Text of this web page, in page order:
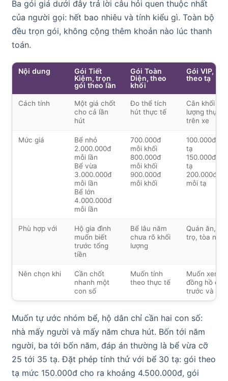
Ba gói giá dưới đây trả lời câu hỏi quen thuộc nhất
của người gọi: hết bao nhiêu và tính kiểu gì. Toàn bộ
đều trọn gói, không cộng thêm khoản nào lúc thanh
toán.
Nội dung
Gói Tiết
Kiệm, trọn
gói theo lần
Gói Toàn
Diện, theo
khối
Gói VIP,
theo tạ
Cách tính
Một giá chốt
cho cả lần
hút
Đo thể tích
hút thực tế
Cân khối
lượng thực
trên xe
Mức giá
Bể nhỏ
2.000.000đ
mỗi lần
Bể vừa
3.000.000đ
mỗi lần
Bể lớn
4.000.000đ
mỗi lần
700.000đ
mỗi khối
800.000đ
mỗi khối
900.000đ
mỗi khối
100.000đ
tạ
150.000đ
tạ
200.000đ
mỗi tạ
Phù hợp với
Hộ gia đình
muốn biết
trước tổng
tiền
Bể lâu năm
chưa rõ khối
lượng
Quán ăn,
trọ, tòa nhà
Nên chọn khi
Cần chốt
nhanh một
con số
Muốn tính
theo thực tế
Muốn xem
đồng hồ cân
trước và sau
Muốn tự ước nhóm bể, hộ dân chỉ cần hai con số:
nhà mấy người và mấy năm chưa hút. Bốn tới năm
người, ba tới bốn năm, đáp án thường là bể vừa cỡ
25 tới 35 tạ. Đặt phép tính thử với bể 30 tạ: gói theo
tạ mức 150.000đ cho ra khoảng 4.500.000đ, gói